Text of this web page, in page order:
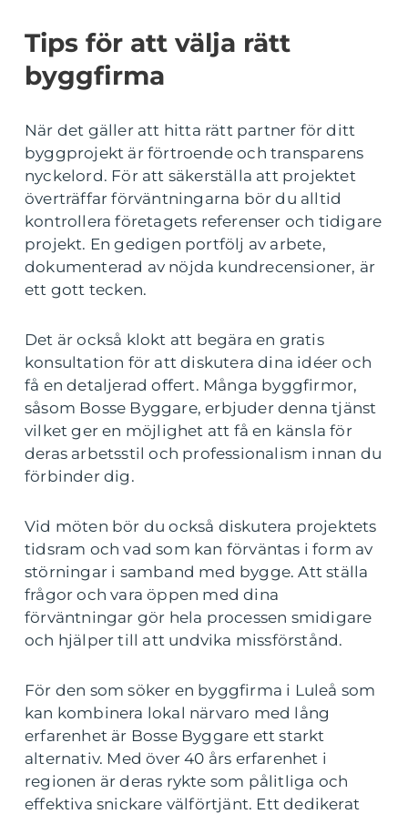
Tips för att välja rätt
byggfirma
När det gäller att hitta rätt partner för ditt
byggprojekt är förtroende och transparens
nyckelord. För att säkerställa att projektet
överträffar förväntningarna bör du alltid
kontrollera företagets referenser och tidigare
projekt. En gedigen portfölj av arbete,
dokumenterad av nöjda kundrecensioner, är
ett gott tecken.
Det är också klokt att begära en gratis
konsultation för att diskutera dina idéer och
få en detaljerad offert. Många byggfirmor,
såsom Bosse Byggare, erbjuder denna tjänst
vilket ger en möjlighet att få en känsla för
deras arbetsstil och professionalism innan du
förbinder dig.
Vid möten bör du också diskutera projektets
tidsram och vad som kan förväntas i form av
störningar i samband med bygge. Att ställa
frågor och vara öppen med dina
förväntningar gör hela processen smidigare
och hjälper till att undvika missförstånd.
För den som söker en byggfirma i Luleå som
kan kombinera lokal närvaro med lång
erfarenhet är Bosse Byggare ett starkt
alternativ. Med över 40 års erfarenhet i
regionen är deras rykte som pålitliga och
effektiva snickare välförtjänt. Ett dedikerat